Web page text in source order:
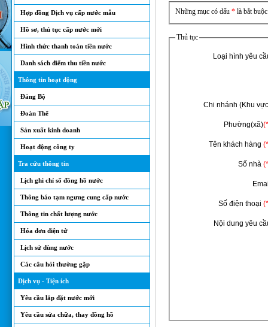
Hợp đồng Dịch vụ cấp nước mẫu
Hồ sơ, thủ tục cấp nước mới
Hình thức thanh toán tiền nước
Danh sách điểm thu tiền nước
Thông tin hoạt động
Đảng Bộ
Đoàn Thể
Sản xuất kinh doanh
Hoạt động công ty
Tra cứu thông tin
Lịch ghi chỉ số đồng hồ nước
Thông báo tạm ngưng cung cấp nước
Thông tin chất lượng nước
Hóa đơn điện tử
Lịch sử dùng nước
Các câu hỏi thường gặp
Dịch vụ - Tiện ích
Yêu cầu lắp đặt nước mới
Yêu cầu sửa chữa, thay đồng hồ
Những mục có dấu * là bắt
Thủ tục
Loại hình yêu
Chi nhánh (Khu
Phường(xã)
Tên khách hàng
Số nhà
Số điện thoại
Nội dung yêu